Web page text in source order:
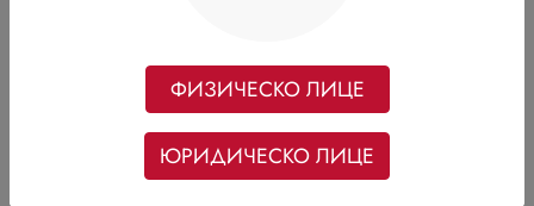
ФИЗИЧЕСКО ЛИЦЕ
ЮРИДИЧЕСКО ЛИЦЕ